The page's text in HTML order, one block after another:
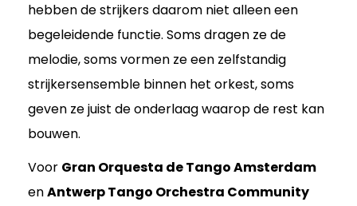
hebben de strijkers daarom niet alleen een
begeleidende functie. Soms dragen ze de
melodie, soms vormen ze een zelfstandig
strijkersensemble binnen het orkest, soms
geven ze juist de onderlaag waarop de rest kan
bouwen.
Voor Gran Orquesta de Tango Amsterdam
enAntwerp Tango Orchestra Community